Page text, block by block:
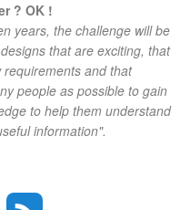
? OK !
years, the challenge will be
that are exciting, that
and that
people as possible to gain
to help them understand
information".